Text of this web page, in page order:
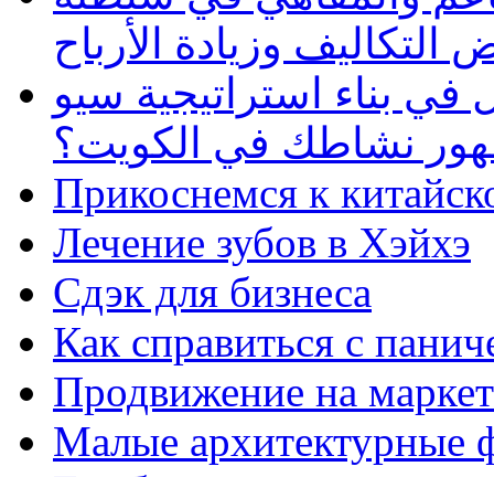
وزيادة الأرباح
بناء استراتيجية سيو
نشاطك في الكويت؟
Прикоснемся к
Лечение зубов в Хэйхэ
Сдэк для бизнеса
Как справиться с
Продвижение на
Малые архитектурные